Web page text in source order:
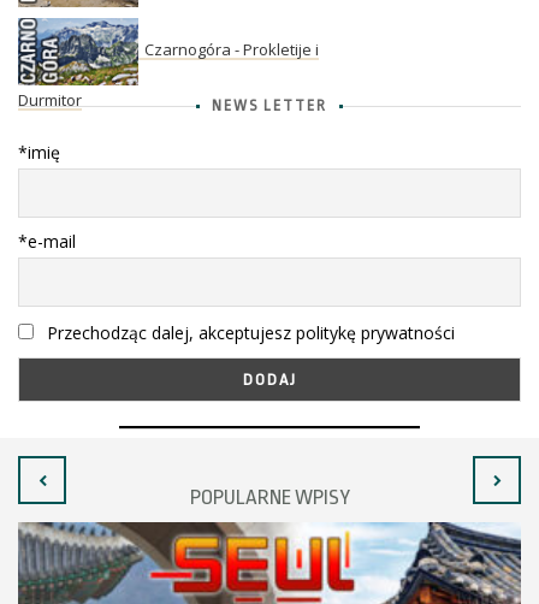
Czarnogóra - Prokletije i
Durmitor NEWS LETTER
*imię
*e-mail
Przechodząc dalej, akceptujesz politykę prywatności
POPULARNE WPISY